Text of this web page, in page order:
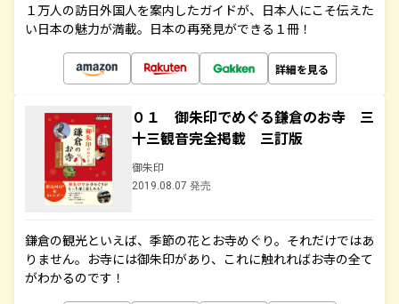
１万人の訪日外国人を案内したガイドが、日本人にこそ伝えた
い日本の魅力が満載。日本の再発見ができる１冊！
詳細を見る
０１ 御朱印でめぐる鎌倉のお寺 三
十三観音完全掲載 三訂版
御朱印
2019.08.07 発売
鎌倉の観光といえば、季節の花とお寺めぐり。それだけではあ
りません。お寺には御朱印があり、これに触れればお寺の全て
がわかるのです！